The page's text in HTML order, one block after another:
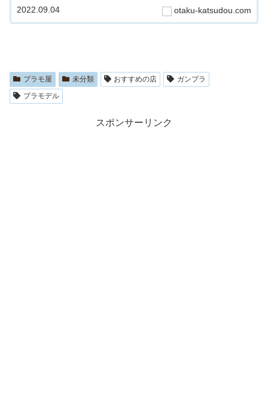
otaku-katsudou.com
2022.09.04
プラモ屋 未分類 おすすめの店
ガンプラ
プラモデル
スポンサーリンク